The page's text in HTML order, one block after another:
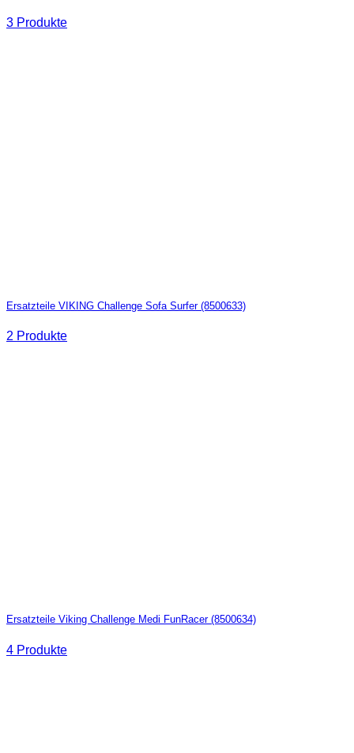
3 Produkte
Ersatzteile VIKING Challenge Sofa Surfer (8500633)
2 Produkte
Ersatzteile Viking Challenge Medi FunRacer (8500634)
4 Produkte